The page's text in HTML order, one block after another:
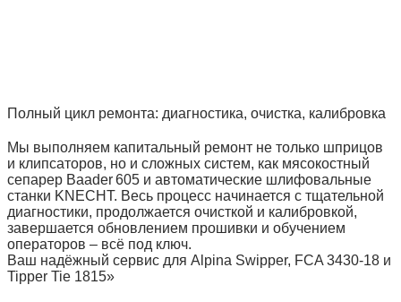
Полный цикл ремонта: диагностика, очистка, калибровка
Мы выполняем капитальный ремонт не только шприцов
и клипсаторов, но и сложных систем, как мясокостный
сепарер Baader 605 и автоматические шлифовальные
станки KNECHT. Весь процесс начинается с тщательной
диагностики, продолжается очисткой и калибровкой,
завершается обновлением прошивки и обучением
операторов – всё под ключ.
Ваш надёжный сервис для Alpina Swipper, FCA 3430‑18 и
Tipper Tie 1815»